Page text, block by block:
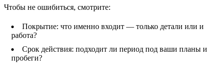
Чтобы не ошибиться, смотрите:
Покрытие: что именно входит — только детали или и
работа?
Срок действия: подходит ли период под ваши планы и
пробеги?